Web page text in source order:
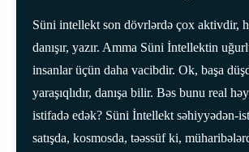
Süni intellekt son dövrlərdə çox aktivdir,
danışır, yazır. Amma Süni İntellektin
insanlar üçün daha vacibdir. Ok, başa
yaraşıqlıdır, danışa bilir. Bəs bunu real
istifadə edək? Süni İntellekt səhiyyədən-
satışda, kosmosda, təəssüf ki,